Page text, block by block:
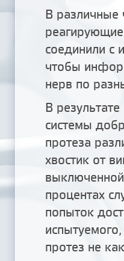
В различные
соединили с
чтобы
нерв по
В
системы
протеза
хвостик от
выключенной
процентах
попыток
протез не